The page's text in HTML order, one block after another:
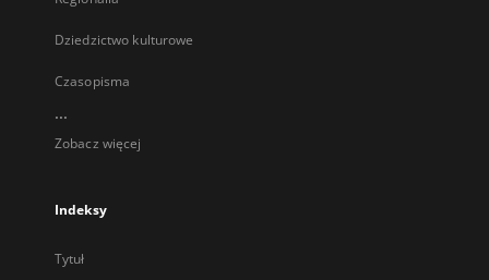
Dziedzictwo kulturowe
Czasopisma
...
Zobacz więcej
Indeksy
Tytuł